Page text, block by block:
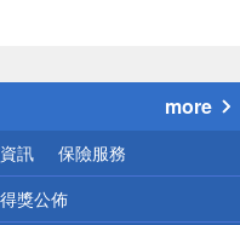
more
訊 保險服務
得獎公佈